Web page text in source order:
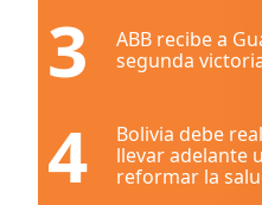
3
ABB recibe a
segunda
4
Bolivia debe
llevar adelante
reformar la